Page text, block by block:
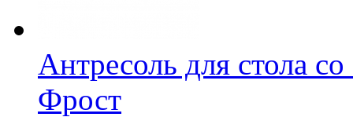
Антресоль для стола
Фрост